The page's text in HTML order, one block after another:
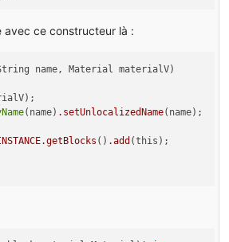
avec ce constructeur là :
name, Material materialV)
(name) .setUnlocalizedName(name);
.getBlocks () .add (this);